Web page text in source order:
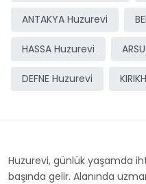
ANTAKYA Huzurevi
HASSA Huzurevi
DEFNE Huzurevi
Huzurevi, günlük yaşamda
başında gelir. Alanında